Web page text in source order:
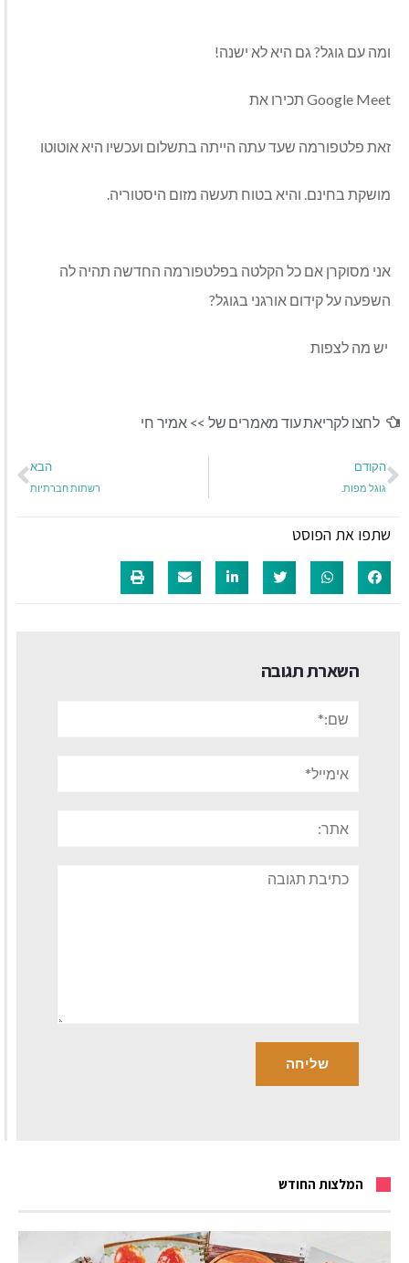
ומה עם גוגל? גם היא לא ישנה!
Google Meet תכירו את
זאת פלטפורמה שעד עתה הייתה בתשלום ועכשיו היא אוטוטו
מושקת בחינם. והיא בטוח תעשה מזום היסטוריה.
אני מסוקרן אם כל הקלטה בפלטפורמה החדשה תהיה לה
השפעה על קידום אורגני בגוגל?
יש מה לצפות
לחצו לקריאת עוד מאמרים של >> אמיר חי
הקודם
גוגל מפות.
הבא
רשתות חברתיות
שתפו את הפוסט
השארת תגובה
המלצות החודש